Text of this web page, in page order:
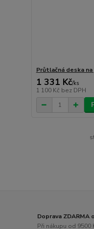
Průtlačná deska na
1 331 Kč/ks
1 100 Kč bez DPH
Doprava ZDARMA
Při nákupu od 9500